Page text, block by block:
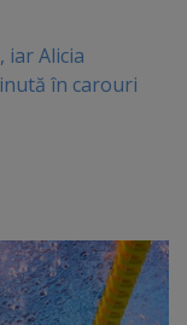
iar Alicia
în carouri